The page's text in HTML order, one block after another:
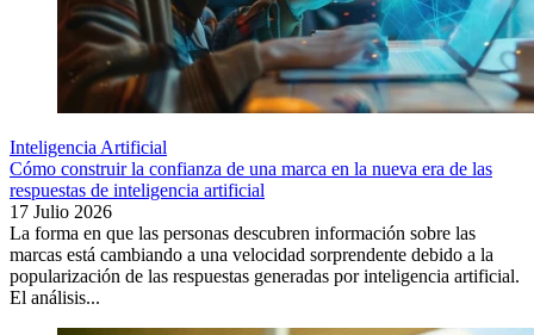
Inteligencia Artificial
Cómo construir la confianza de una marca en la nueva era de las
respuestas de inteligencia artificial
17 Julio 2026
La forma en que las personas descubren información sobre las
marcas está cambiando a una velocidad sorprendente debido a la
popularización de las respuestas generadas por inteligencia artificial.
El análisis...